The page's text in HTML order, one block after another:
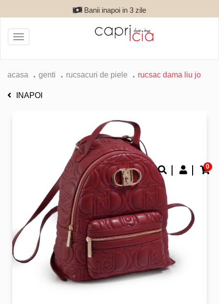
Banii inapoi in 3 zile
0
Toggle
navigation
acasa genti rucsacuri de piele rucsac dama liu jo
INAPOI